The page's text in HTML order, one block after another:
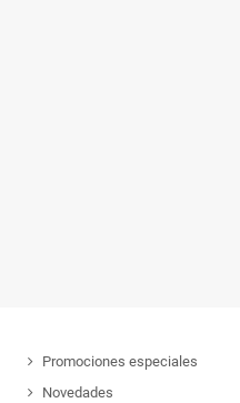
Promociones especiales
Novedades